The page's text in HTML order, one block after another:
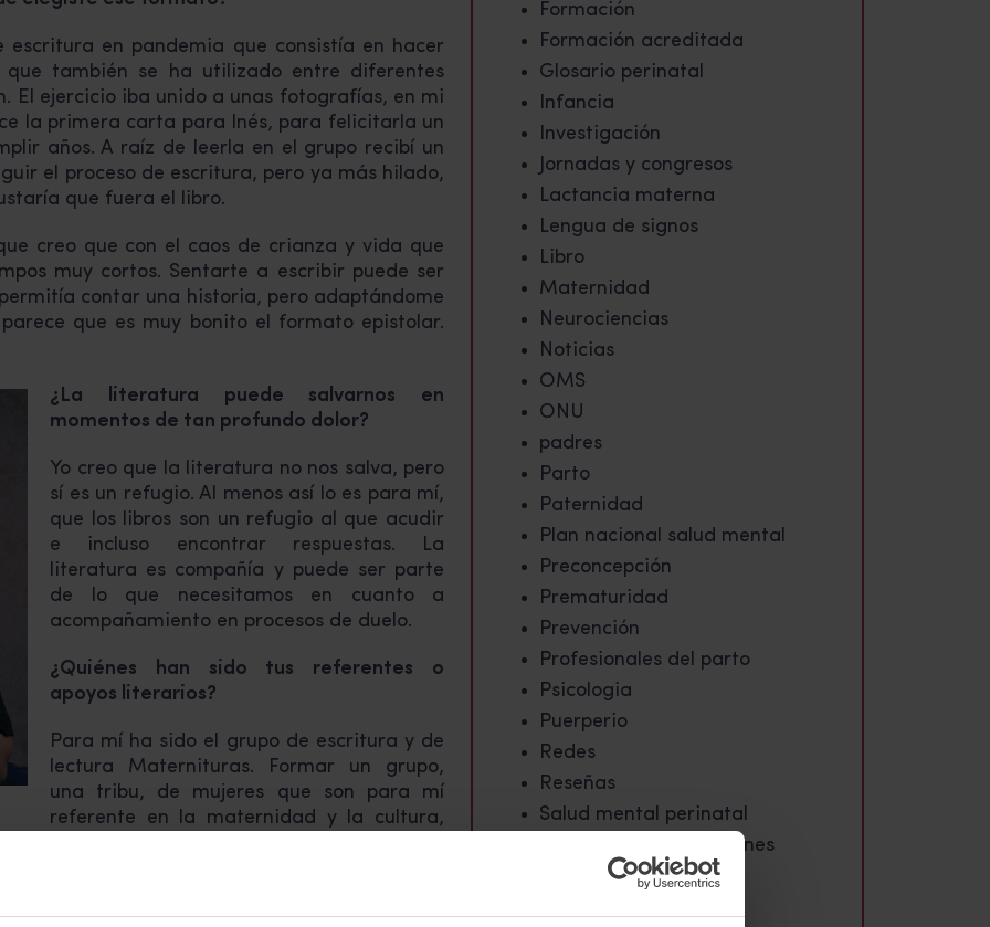
en pandemia que consistía en hacer
también se ha utilizado entre diferentes
El ejercicio iba unido a unas fotografías, en mi
la primera carta para Inés, para felicitarla un
años. A raíz de leerla en el grupo recibí un
el proceso de escritura, pero ya más hilado,
que fuera el libro.
creo que con el caos de crianza y vida que
muy cortos. Sentarte a escribir puede ser
contar una historia, pero adaptándome
que es muy bonito el formato epistolar.
¿La literatura puede salvarnos en
momentos de tan profundo dolor?
Yo creo que la literatura no nos salva, pero
sí es un refugio. Al menos así lo es para mí,
que los libros son un refugio al que acudir
e incluso encontrar respuestas. La
literatura es compañía y puede ser parte
de lo que necesitamos en cuanto a
acompañamiento en procesos de duelo.
¿Quiénes han sido tus referentes o
apoyos literarios?
Para mí ha sido el grupo de escritura y de
lectura Maternituras. Formar un grupo,
una tribu, de mujeres que son para mí
referente en la maternidad y la cultura,
proceso de creación literaria.
libro o que autora marcó el arranque de
Nanclares. Con ese libro me di cuenta de
Formación
Formación acreditada
Glosario perinatal
Infancia
Investigación
Jornadas y congresos
Lactancia materna
Lengua de signos
Libro
Maternidad
Neurociencias
Noticias
OMS
ONU
padres
Parto
Paternidad
Plan nacional salud mental
Preconcepción
Prematuridad
Prevención
Profesionales del parto
Psicologia
Puerperio
Redes
Reseñas
Salud mental perinatal
Tablón de investigaciones
Testimonios